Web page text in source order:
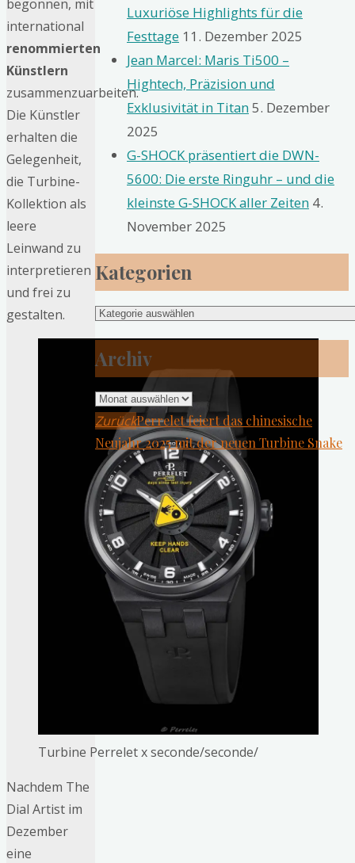
begonnen, mit
international
renommierten
Künstlern
zusammenzuarbeiten.
Die Künstler
erhalten die
Gelegenheit,
die Turbine-
Kollektion als
leere
Leinwand zu
interpretieren
und frei zu
gestalten.
Turbine Perrelet x seconde/seconde/
Nachdem The
Dial Artist im
Dezember
eine
Luxuriöse Highlights für die
Festtage 11. Dezember 2025
Jean Marcel: Maris Ti500 –
Hightech, Präzision und
Exklusivität in Titan5. Dezember
2025
G-SHOCK präsentiert die DWN-
5600: Die erste Ringuhr – und die
kleinste G-SHOCK aller Zeiten 4.
November 2025
Kategorien
Kategorien
Archiv
Archiv
ZurückPerrelet feiert das chinesische
Neujahr 2025 mit der neuen Turbine Snake